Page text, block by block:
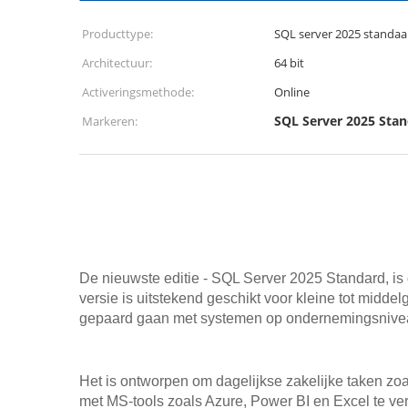
Producttype:
SQL server 2025
Architectuur:
64 bit
Activeringsmethode:
Online
Markeren:
SQL Server 2025
De nieuwste editie - SQL Server 2025 Standard,
versie is uitstekend geschikt voor kleine tot
gepaard gaan met systemen op
Het is ontworpen om dagelijkse zakelijke taken
met MS-tools zoals Azure, Power BI en Excel te